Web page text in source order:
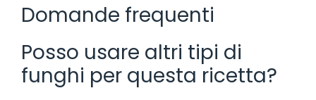
Domande frequenti
Posso usare altri tipi di
funghi per questa ricetta?